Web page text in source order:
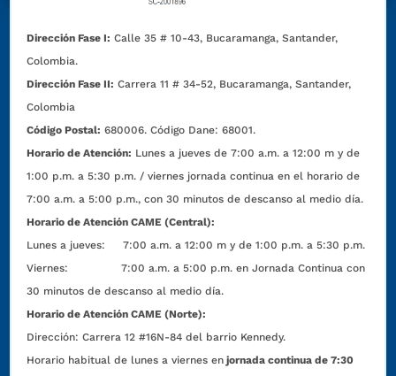
Dirección Fase I: Calle 35 # 10-43, Bucaramanga, Santander,
Colombia.
Dirección Fase II: Carrera 11 # 34-52, Bucaramanga, Santander,
Colombia
Código Postal: 680006. Código Dane: 68001.
Horario de Atención: Lunes a jueves de 7:00 a.m. a 12:00 m y de
1:00 p.m. a 5:30 p.m. / viernes jornada continua en el horario de
7:00 a.m. a 5:00 p.m., con 30 minutos de descanso al medio día.
Horario de Atención CAME (Central):
Lunes a jueves: 7:00 a.m. a 12:00 m y de 1:00 p.m. a 5:30 p.m.
Viernes: 7:00 a.m. a 5:00 p.m. en Jornada Continua con
30 minutos de descanso al medio día.
Horario de Atención CAME (Norte):
Dirección:Carrera 12 #16N-84 del barrio Kennedy.
Horario habitual de lunes a viernes en jornada continua de 7:30